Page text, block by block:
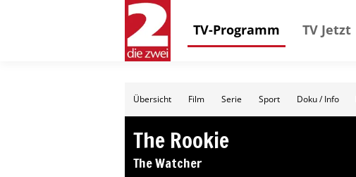
TV-Programm TV Jetzt
Übersicht Film Serie Sport Doku / Info
The Rookie
The Watcher